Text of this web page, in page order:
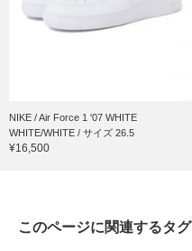
NIKE / Air Force 1 '07 WHITE
WHITE/WHITE / サイズ 26.5
¥16,500
このページに関連するタグ